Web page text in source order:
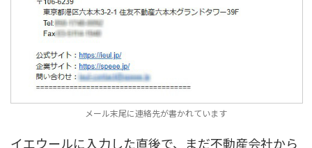
メール末尾に連絡先が書かれています
イエウールに入力した直後で、まだ不動産会社から